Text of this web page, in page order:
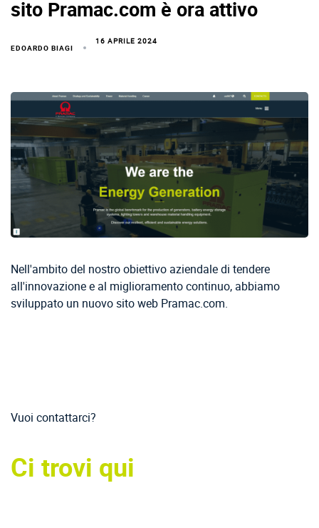
sito Pramac.com è ora attivo
EDOARDO BIAGI
16 APRILE 2024
Nell'ambito del nostro obiettivo aziendale di tendere
all'innovazione e al miglioramento continuo, abbiamo
sviluppato un nuovo sito web Pramac.com.
Vuoi contattarci?
Ci trovi qui